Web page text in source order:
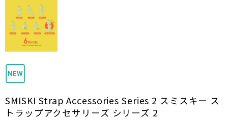
SMISKI Strap Accessories Series 2 スミスキー ス
トラップアクセサリーズ シリーズ 2